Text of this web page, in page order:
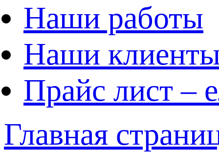
Наши работы
Наши
Прайс лист –
Главная